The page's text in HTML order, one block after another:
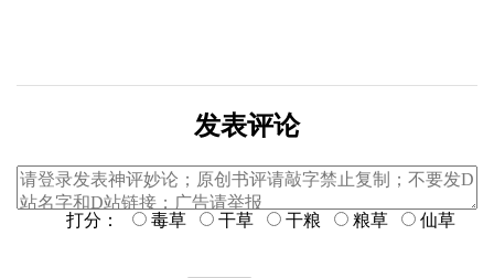
发表评论
打分： 毒草 干草 干粮 粮草 仙草